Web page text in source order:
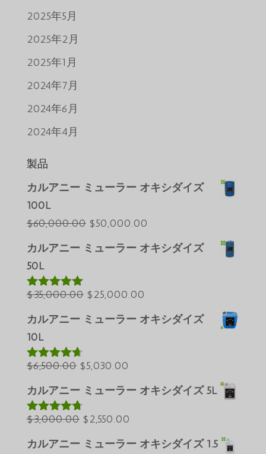
2025年5月
2025年2月
2025年1月
2024年7月
2024年6月
2024年4月
製品
カルアニー ミューラー オキシダイズ
100L
$60,000.00 元
は
$60,000.00
た。
$50,000.00
在
の
は
$50,000.00
カルアニー ミューラー オキシダイズ
50L
5段階中5.00
$35,000.00 元
は
$35,000.00
し
$25,000.00
在
は
$25,000.00
す。
カルアニー ミューラー オキシダイズ
10L
5段階中
$6,500.00 元
価
格
$5,030.00
価
カルアニー ミューラー オキシダイズ 5L
5段階中
$3,000.00 元
$2,550.00
カルアニー ミューラー オキシダイズ 1.5
ქართული
Русский
العربية
Português do Brasil